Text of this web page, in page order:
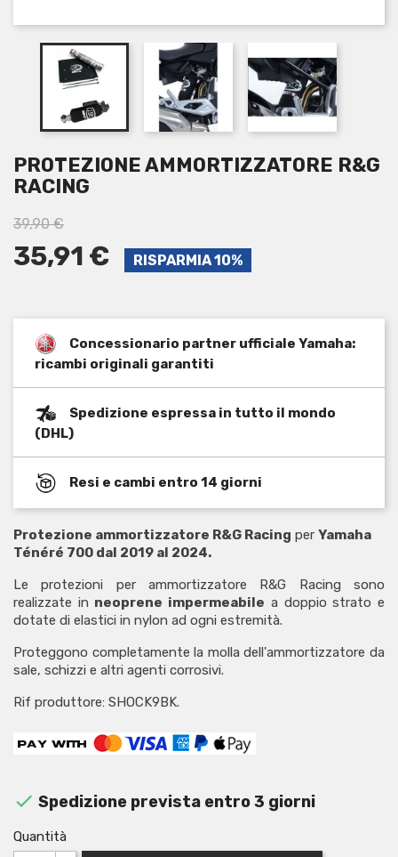
PROTEZIONE AMMORTIZZATORE R&G
RACING
39,90 €
35,91 € RISPARMIA 10%
Concessionario partner ufficiale Yamaha:
ricambi originali garantiti
Spedizione espressa in tutto il mondo
(DHL)
Resi e cambi entro 14 giorni
Protezione ammortizzatore R&G Racing per Yamaha
Ténéré 700 dal 2019 al 2024.
Le protezioni per ammortizzatore R&G Racing sono
realizzate in neoprene impermeabile a doppio strato e
dotate di elastici in nylon ad ogni estremità.
Proteggono completamente la molla dell'ammortizzatore da
sale, schizzi e altri agenti corrosivi.
Rif produttore: SHOCK9BK.
 Spedizione prevista entro 3 giorni
Quantità